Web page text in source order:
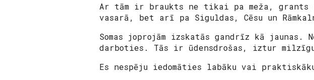
Ar tām ir braukts ne tikai pa meža, grants
vasarā, bet arī pa Siguldas, Cēsu un
Somas joprojām izskatās gandrīz kā
darboties. Tās ir ūdensdrošas, iztur
Es nespēju iedomāties labāku vai